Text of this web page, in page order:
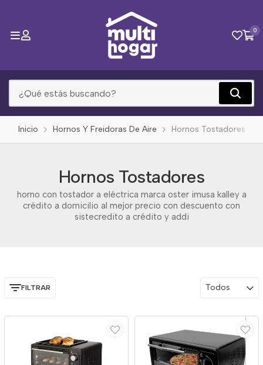
0
Inicio Hornos Y Freidoras De Aire Hornos Tostadores
Hornos Tostadores
horno con tostador a eléctrica marca oster imusa kalley a
crédito a domicilio al mejor precio con descuento con
sistecredito a crédito y addi
FILTRAR Todos